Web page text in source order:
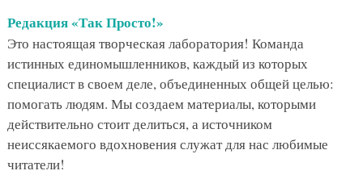
Редакция «Так Просто!»
Это настоящая творческая лаборатория! Команда
истинных единомышленников, каждый из которых
специалист в своем деле, объединенных общей целью:
помогать людям. Мы создаем материалы, которыми
действительно стоит делиться, а источником
неиссякаемого вдохновения служат для нас любимые
читатели!